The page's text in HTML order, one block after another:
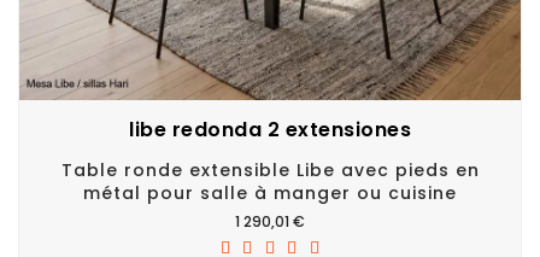
libe redonda 2 extensiones
Table ronde extensible Libe avec pieds en
métal pour salle à manger ou cuisine
Prix
1 290,01 €